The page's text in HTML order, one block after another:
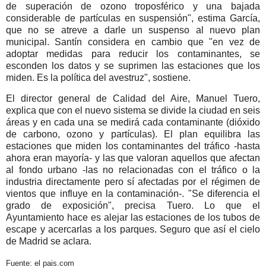
de superación de ozono troposférico y una bajada
considerable de partículas en suspensión", estima García,
que no se atreve a darle un suspenso al nuevo plan
municipal. Santín considera en cambio que "en vez de
adoptar medidas para reducir los contaminantes, se
esconden los datos y se suprimen las estaciones que los
miden. Es la política del avestruz", sostiene.
El director general de Calidad del Aire, Manuel Tuero,
explica que con el nuevo sistema se divide la ciudad en seis
áreas y en cada una se medirá cada contaminante (dióxido
de carbono, ozono y partículas). El plan equilibra las
estaciones que miden los contaminantes del tráfico -hasta
ahora eran mayoría- y las que valoran aquellos que afectan
al fondo urbano -las no relacionadas con el tráfico o la
industria directamente pero sí afectadas por el régimen de
vientos que influye en la contaminación-. "Se diferencia el
grado de exposición", precisa Tuero. Lo que el
Ayuntamiento hace es alejar las estaciones de los tubos de
escape y acercarlas a los parques. Seguro que así el cielo
de Madrid se aclara.
Fuente: el pais.com